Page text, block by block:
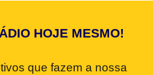
HOJE MESMO!
que fazem a nossa